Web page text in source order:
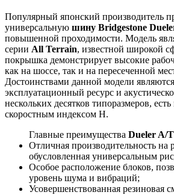
Популярный японский производитель
универсальную шину Bridgestone
повышенной проходимости. Модель
серии All Terrain, известной широкой
покрышка демонстрирует высокие
как на шоссе, так и на пересеченной
Достоинствами данной модели
эксплуатационный ресурс и
нескольких десятков типоразмеров,
скоростным индексом H.
Главные преимущества Dueler A/T
Отличная производительность на
обусловленная универсальным
Особое расположение блоков,
уровень шума и вибраций;
Усовершенствованная резиновая